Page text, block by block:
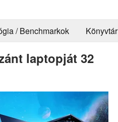
/ Benchmarkok Könyvtár
laptopját 32